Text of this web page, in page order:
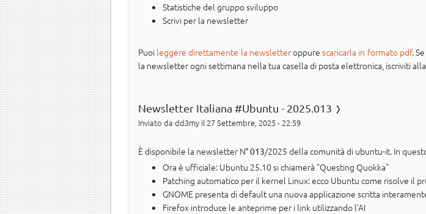
Statistiche del gruppo sviluppo
Scrivi per la newsletter
Puoi leggere direttamente la newsletteroppurescaricarla in formato pdf.
la newsletter ogni settimana nella tua casella di posta elettronica, iscriviti
Newsletter Italiana #Ubuntu - 2025.013
Inviato da dd3my il 27 Settembre, 2025 - 22:59
È disponibile la newsletter N°013/2025 della comunità di ubuntu-it. In
Ora è ufficiale: Ubuntu 25.10 si chiamerà "Questing Quokka"
Patching automatico per il kernel Linux: ecco Ubuntu come risolve il
GNOME presenta di default una nuova applicazione scritta
Firefox introduce le anteprime per i link utilizzando l'AI